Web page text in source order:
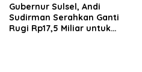
Gubernur Sulsel, Andi
Sudirman Serahkan Ganti
Rugi Rp17,5 Miliar untuk